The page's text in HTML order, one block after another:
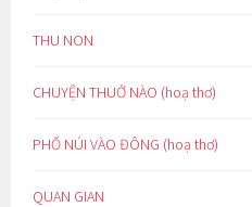
THU NON
CHUYỆN THUỞ NÀO (hoạ thơ)
PHỐ NÚI VÀO ĐÔNG (hoạ thơ)
QUAN GIAN